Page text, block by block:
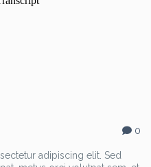
0
adipiscing elit. Sed